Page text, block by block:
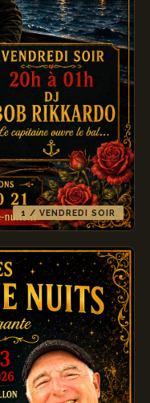
1 / VENDREDI SOIR